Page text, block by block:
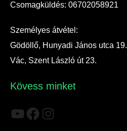
Csomagküldés: 06702058921
Személyes átvétel:
Gödöllő, Hunyadi János utca 19.
Vác, Szent László út 23.
Kövess minket
YouTube
Facebook
Instagram